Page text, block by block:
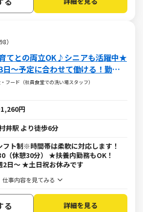
）
てとの両立OK♪シニアも活躍中★
日～予定に合わせて働ける！勤務
の相談もお気軽に♪
フード（社員食堂での洗い場スタッフ）
1,260円
井駅 より徒歩6分
フト制※時間帯は柔軟に対応します！
（休憩30分） ★扶養内勤務もOK！
2日～ ★土日祝お休みです
仕事内容を見てみる
る 詳細を見る